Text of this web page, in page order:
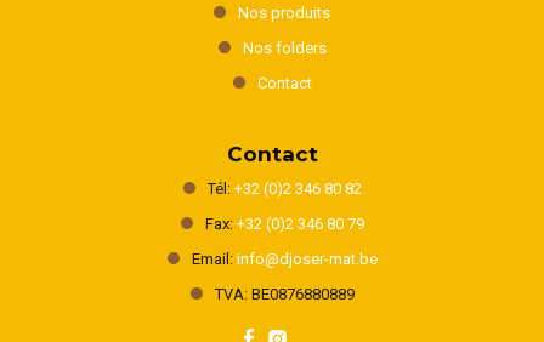
Nos produits
Nos folders
Contact
Contact
Tél: +32 (0)2 346 80 82
Fax: +32 (0)2 346 80 79
Email: info@djoser-mat.be
TVA: BE0876880889